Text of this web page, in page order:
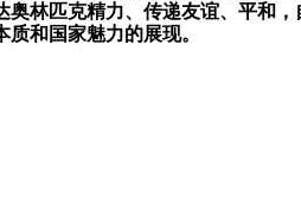
林匹克精力、传递友谊、平和，
和国家魅力的展现。